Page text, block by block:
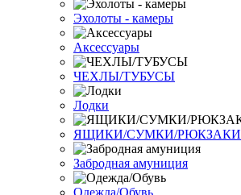
Эхолоты - камеры
Аксессуары
ЧЕХЛЫ/ТУБУСЫ
Лодки
ЯЩИКИ/СУМКИ/РЮКЗАКИ
Забродная амуниция
Одежда/Обувь